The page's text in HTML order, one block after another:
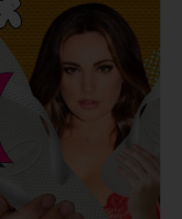
técnicos e estéticos do
que desafiou as leis da
construído com
O figurino de joias
falar sobre a
O conjunto,
não era apenas
pedrarias